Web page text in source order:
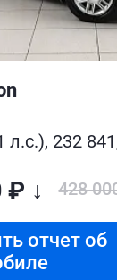
л.с.), 232
₽ ↓ 428
отчет об